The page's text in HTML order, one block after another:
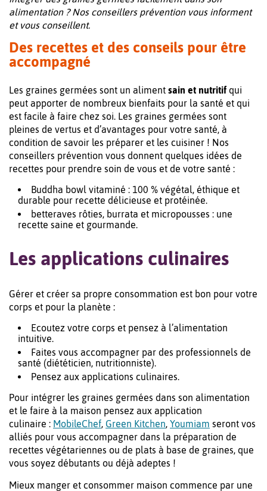
alimentation ? Nos conseillers prévention vous informent
et vous conseillent.
Des recettes et des conseils pour être
accompagné
Les graines germées sont un aliment sain et nutritif qui
peut apporter de nombreux bienfaits pour la santé et qui
est facile à faire chez soi. Les graines germées sont
pleines de vertus et d’avantages pour votre santé, à
condition de savoir les préparer et les cuisiner ! Nos
conseillers prévention vous donnent quelques idées de
recettes pour prendre soin de vous et de votre santé :
Buddha bowl vitaminé : 100 % végétal, éthique et
durable pour recette délicieuse et protéinée.
betteraves rôties, burrata et micropousses : une
recette saine et gourmande.
Les applications culinaires
Gérer et créer sa propre consommation est bon pour votre
corps et pour la planète :
Ecoutez votre corps et pensez à l’alimentation
intuitive.
Faites vous accompagner par des professionnels de
santé (diététicien, nutritionniste).
Pensez aux applications culinaires.
Pour intégrer les graines germées dans son alimentation
et le faire à la maison pensez aux application
culinaire : MobileChef, Green Kitchen, Youmiam seront vos
alliés pour vous accompagner dans la préparation de
recettes végétariennes ou de plats à base de graines, que
vous soyez débutants ou déjà adeptes !
Mieux manger et consommer maison commence par une